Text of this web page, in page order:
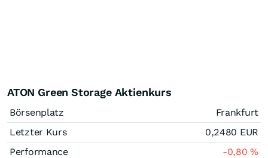
ATON Green Storage Aktienkurs
Börsenplatz
Frankfurt
Letzter Kurs
0,2480 EUR
Performance
-0,80%